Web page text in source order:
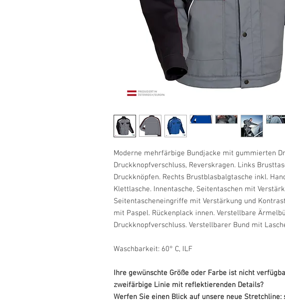
Moderne mehrfärbige Bundjacke mit gummierten
Druckknopfverschluss, Reverskragen. Links
Druckknöpfen. Rechts Brustblasbalgtasche inkl.
Klettlasche. Innentasche, Seitentaschen mit
Seitentascheneingriffe mit Verstärkung und
mit Paspel. Rückenplack innen. Verstellbare
Druckknopfverschluss. Verstellbarer Bund mit
Waschbarkeit: 60° C, ILF
Ihre gewünschte Größe oder Farbe ist nicht
zweifärbige Linie mit reflektierenden Details?
Werfen Sie einen Blick auf unsere neue Stretchline: